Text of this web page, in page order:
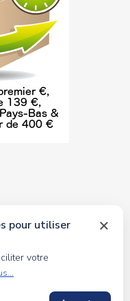
Réalisation
pour utiliser
votre